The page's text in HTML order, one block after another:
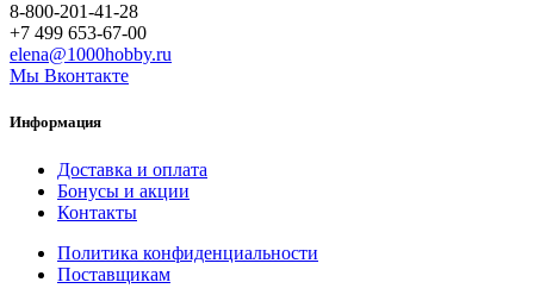
8-800-201-41-28
+7 499 653-67-00
elena@1000hobby.ru
Мы Вконтакте
Информация
Доставка и оплата
Бонусы и акции
Контакты
Политика конфиденциальности
Поставщикам